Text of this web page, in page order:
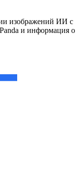
изображений ИИ с
и информация о